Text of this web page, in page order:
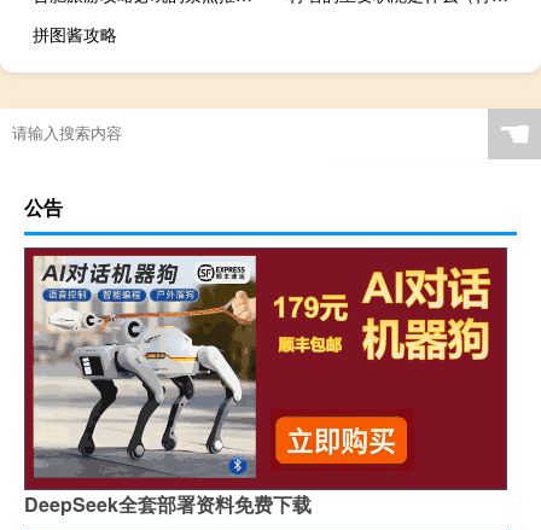
拼图酱攻略
☚
公告
DeepSeek全套部署资料免费下载